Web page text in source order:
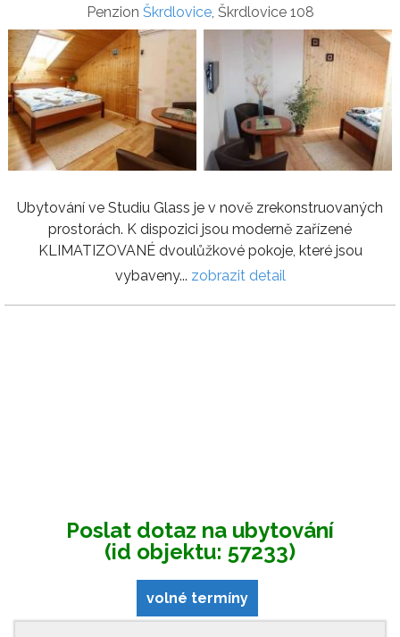
Penzion Škrdlovice, Škrdlovice 108
Ubytování ve Studiu Glass je v nově zrekonstruovaných
prostorách. K dispozici jsou moderně zařízené
KLIMATIZOVANÉ dvoulůžkové pokoje, které jsou
vybaveny... zobrazit detail
Poslat dotaz na ubytování
(id objektu: 57233)
volné termíny